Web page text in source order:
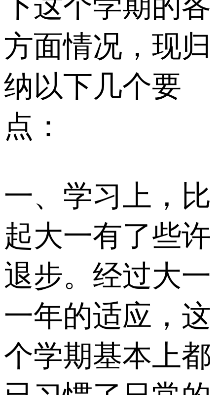
方面情况，现归
纳以下几个要
点：
一、学习上，比
起大一有了些许
退步。经过大一
一年的适应，这
个学期基本上都